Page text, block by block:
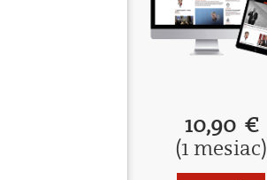
10,90 €
(1 mesiac)